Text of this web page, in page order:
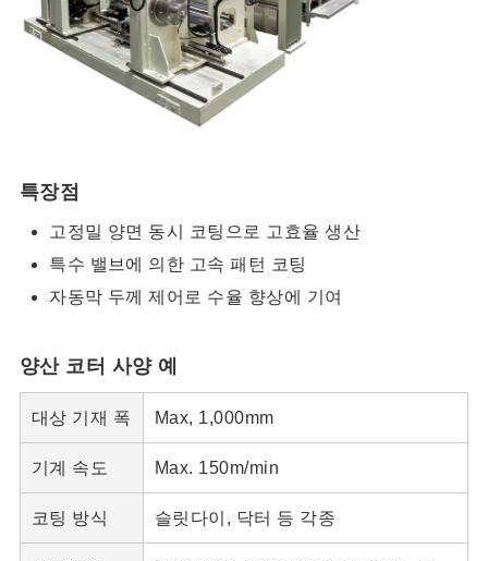
특장점
고정밀 양면 동시 코팅으로 고효율 생산
특수 밸브에 의한 고속 패턴 코팅
자동막 두께 제어로 수율 향상에 기여
양산 코터 사양 예
대상 기재 폭 Max, 1,000mm
기계 속도 Max. 150m/min
코팅 방식 슬릿다이, 닥터 등 각종